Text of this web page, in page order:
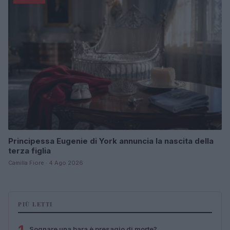
Principessa Eugenie di York annuncia la nascita della
terza figlia
Camilla Fiore · 4 Ago 2026
PIÙ LETTI